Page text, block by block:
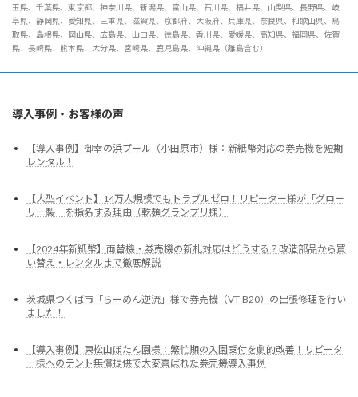
玉県、千葉県、東京都、神奈川県、新潟県、富山県、石川県、福井県、山梨県、長野県、岐
阜県、静岡県、愛知県、三重県、滋賀県、京都府、大阪府、兵庫県、奈良県、和歌山県、鳥
取県、島根県、岡山県、広島県、山口県、徳島県、香川県、愛媛県、高知県、福岡県、佐賀
県、長崎県、熊本県、大分県、宮崎県、鹿児島県、沖縄県（離島含む）
導入事例・お客様の声
【導入事例】御幸の浜プール（小田原市）様：新紙幣対応の券売機を短期
レンタル！
【大型イベント】14万人規模でもトラブルゼロ！リピーター様が「グロー
リー製」を指名する理由（乾麺グランプリ様）
【2024年新紙幣】両替機・券売機の新札対応はどうする？改造部品から買
い替え・レンタルまで徹底解説
茨城県つくば市「らーめん逆流」様で券売機（VT-B20）の出張修理を行い
ました！
【導入事例】東松山ぼたん園様：繁忙期の入園受付を劇的改善！リピータ
ー様へのテント無償提供で大変喜ばれた券売機導入事例